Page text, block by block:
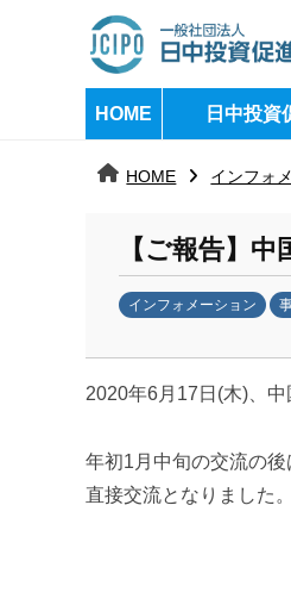
日
中
進
機
構
j
HOME 日中投資
HOME インフォ
【ご報告】
インフォメーション
k
n
a
2020年6月 17 日 (木) 、
年初1 月中旬の交流の
直接交流となりました